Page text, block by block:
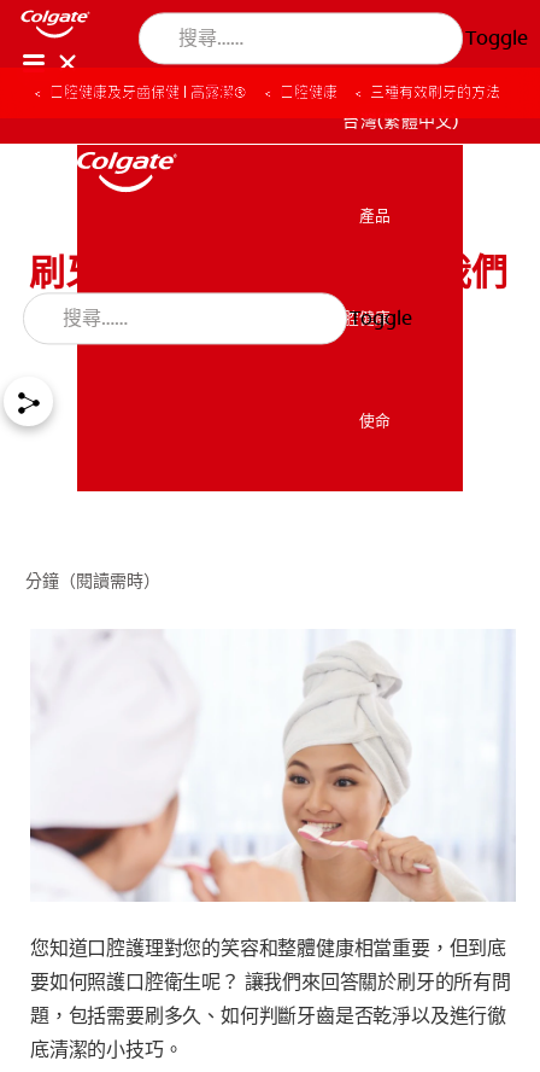
Toggle
台灣(繁體中文)
產品
口腔健康
使命
Toggle
口腔健康及牙齒保健 | 高露潔® 口腔健康 三種有效刷牙的方法
刷牙應該要刷多久呢？ 讓我們
來回答您的問題
分鐘（閱讀需時）
您知道口腔護理對您的笑容和整體健康相當重要，但到底
要如何照護口腔衛生呢？ 讓我們來回答關於刷牙的所有問
題，包括需要刷多久、如何判斷牙齒是否乾淨以及進行徹
底清潔的小技巧。